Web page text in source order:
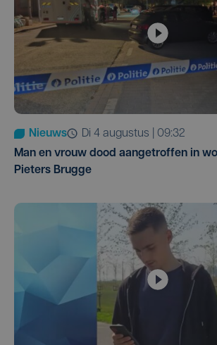
Nieuws
di 4 augustus | 09:32
Man en vrouw dood aangetroffen in
Pieters Brugge